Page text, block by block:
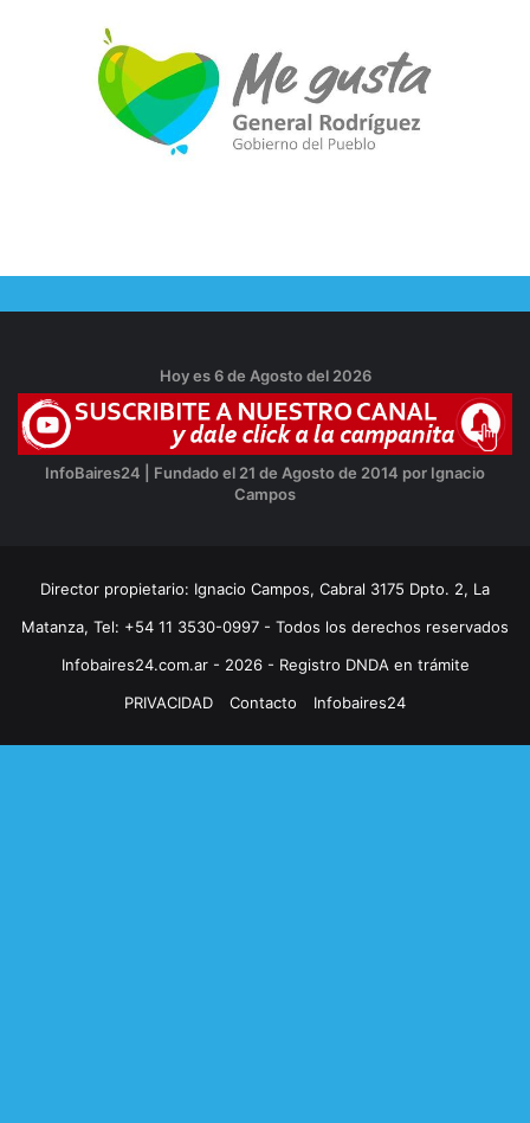
Hoy es 6 de Agosto del 2026
InfoBaires24 | Fundado el 21 de Agosto de 2014 por Ignacio
Campos
Director propietario: Ignacio Campos, Cabral 3175 Dpto. 2, La
Matanza, Tel: +54 11 3530-0997 - Todos los derechos reservados
Infobaires24.com.ar - 2026 - Registro DNDA en trámite
PRIVACIDAD
Contacto Infobaires24